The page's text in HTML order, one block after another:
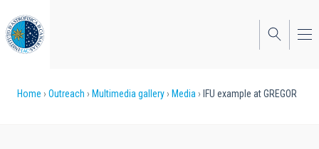
to
main
content
Breadcrumb
Home Outreach Multimedia gallery Media IFU example at GREGOR